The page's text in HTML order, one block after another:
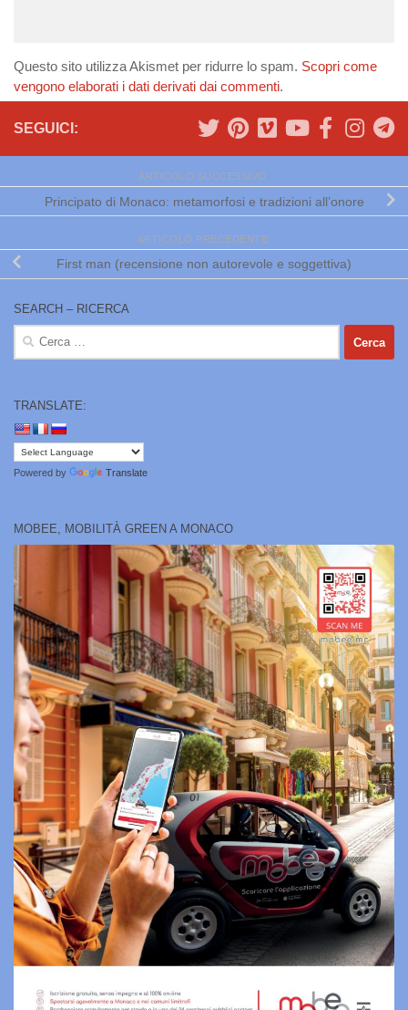
Questo sito utilizza Akismet per ridurre lo spam. Scopri come
vengono elaborati i dati derivati dai commenti.
SEGUICI:
ARTICOLO SUCCESSIVO
Principato di Monaco: metamorfosi e tradizioni all’onore
ARTICOLO PRECEDENTE
First man (recensione non autorevole e soggettiva)
SEARCH – RICERCA
Ricerca
TRANSLATE:
Powered by Translate
MOBEE, MOBILITÀ GREEN A MONACO